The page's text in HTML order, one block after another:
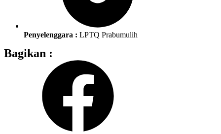
Penyelenggara : LPTQ Prabumulih
Bagikan :